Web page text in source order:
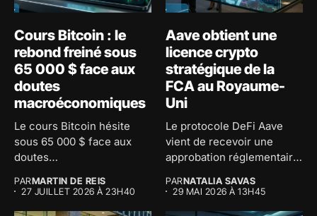
Cours Bitcoin : le
rebond freiné sous
65 000 $ face aux
doutes
macroéconomiques
Le cours Bitcoin hésite
sous 65 000 $ face aux
doutes
PARMARTIN DE REIS
27 JUILLET 2026 À 23H40
Aave obtient une
licence crypto
stratégique de la
FCA au Royaume-
Uni
Le protocole DeFi Aave
vient de recevoir une
approbation réglementaire
PARNATALIA SAVAS
29 MAI 2026 À 13H45